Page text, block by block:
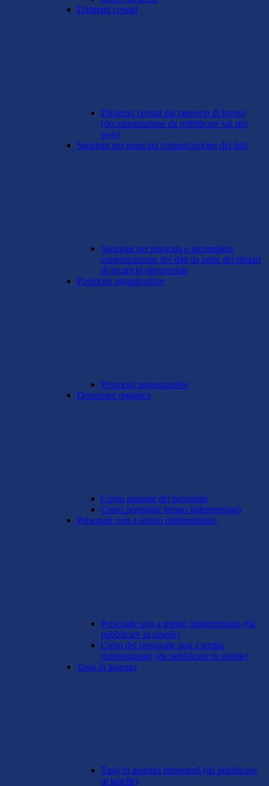
Dirigenti cessati
Dirigenti cessati dal rapporto di lavoro
(documentazione da pubblicare sul sito
web)
Sanzioni per mancata comunicazione dei dati
Sanzioni per mancata o incompleta
comunicazione dei dati da parte dei titolari
di incarichi dirigenziali
Posizioni organizzative
Posizioni organizzative
Dotazione organica
Conto annuale del personale
Costo personale tempo indeterminato
Personale non a tempo indeterminato
Personale non a tempo indeterminato (da
pubblicare in tabelle)
Costo del personale non a tempo
indeterminato (da pubblicare in tabelle)
Tassi di assenza
Tassi di assenza trimestrali (da pubblicare
in tabelle)